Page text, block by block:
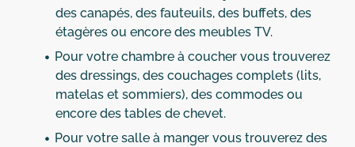
des canapés, des fauteuils, des buffets, des
étagères ou encore des meubles TV.
Pour votre chambre à coucher vous trouverez
des dressings, des couchages complets (lits,
matelas et sommiers), des commodes ou
encore des tables de chevet.
Pour votre salle à manger vous trouverez des